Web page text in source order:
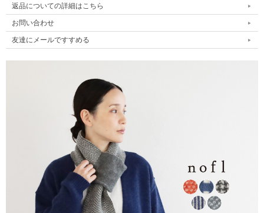
返品についての詳細はこちら
お問い合わせ
友達にメールですすめる